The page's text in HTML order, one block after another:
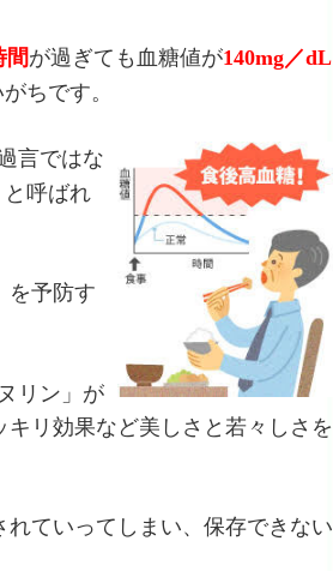
間が過ぎても血糖値が140mg／dL
ちです。
言ではな
と呼ばれ
を予防す
リン」が
リ効果など美しさと若々しさを
ていってしまい、保存できない